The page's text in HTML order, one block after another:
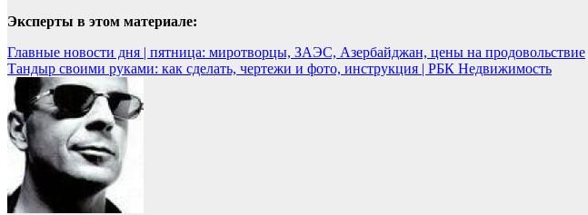
Эксперты в этом материале:
Навигация
по
записям
Главные новости дня | пятница: миротворцы, ЗАЭС, Азербайджан, цены на продовольствие
Тандыр своими руками: как сделать, чертежи и фото, инструкция | РБК Недвижимость